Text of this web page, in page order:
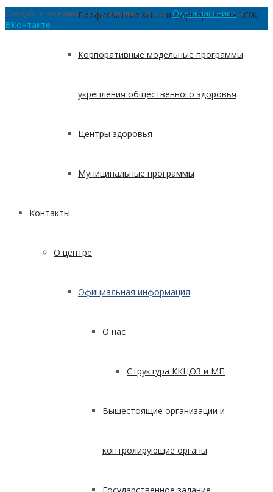
Профилактика ХНИЗ и формирование ЗОЖ
Корпоративные модельные программы
укрепления общественного здоровья
Центры здоровья
Муниципальные программы
Контакты
О центре
Официальная информация
О нас
Структура ККЦОЗ и МП
Вышестоящие организации и
контролирующие органы
Следуйте за нами в социальных сетях: Одноклассники и
ВКонтакте